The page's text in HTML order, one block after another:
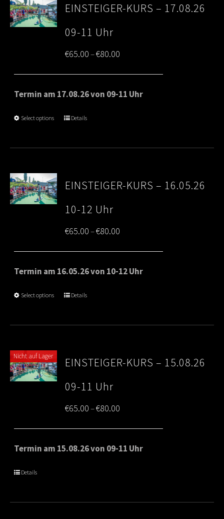
EINSTEIGER-KURS – 17.08.26
09-11 Uhr
€65.00–€80.00
range:
€65.00
Termin am 17.08.26 von 09-11 Uhr
Select options Details
EINSTEIGER-KURS – 16.05.26
10-12 Uhr
€65.00–€80.00
range:
€65.00
Termin am 16.05.26 von 10-12 Uhr
Select options Details
Nicht auf Lager
EINSTEIGER-KURS – 15.08.26
09-11 Uhr
€65.00–€80.00
range:
€65.00
Termin am 15.08.26 von 09-11 Uhr
Details